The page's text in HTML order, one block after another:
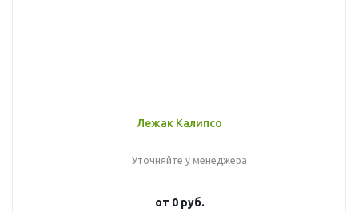
Лежак Калипсо
Уточняйте у менеджера
от 0 руб.